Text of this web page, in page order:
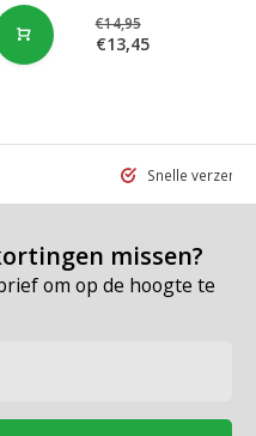
€14,95
€13,45
Snelle
missen?
om op de hoogte te